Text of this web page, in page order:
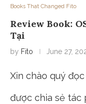
Books That Changed Fito
Review Book:
Tại
by Fito June 27,
Xin chào quý
được chia sẻ tác